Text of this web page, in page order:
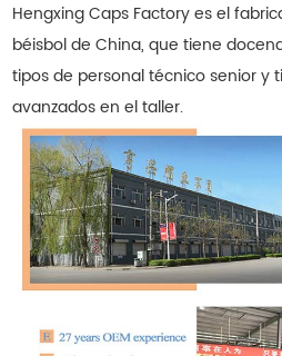
Hengxing Caps Factory es el
béisbol de China, que tiene
tipos de personal técnico senior y
avanzados en el taller.